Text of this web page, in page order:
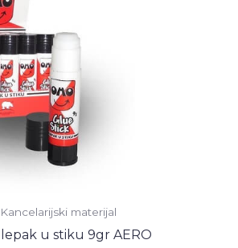
Kancelarijski materijal
u stiku 9gr AERO